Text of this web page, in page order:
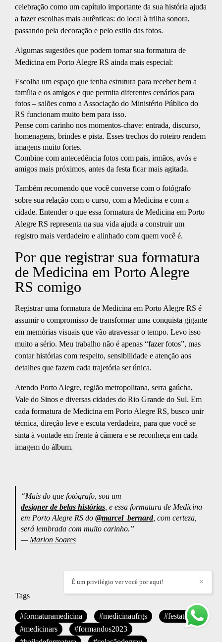
celebração como um capítulo importante da sua história ajuda
a fazer escolhas mais autênticas: do local à trilha sonora,
passando pela decoração e pelo estilo das fotos.
Algumas sugestões que podem tornar sua formatura de
Medicina em Porto Alegre RS ainda mais especial:
Escolha um espaço que tenha estrutura para receber bem a
família e os amigos e que permita diferentes cenários para
fotos – salões como a Associação do Ministério Público do
RS funcionam muito bem para isso.
Pense com carinho nos momentos-chave: entrada, discurso,
homenagens, brindes e pista. Esses trechos do roteiro rendem
imagens muito fortes.
Combine com antecedência fotos com pais, irmãos, avós e
amigos mais próximos, antes da festa ficar mais agitada.
Também recomendo que você converse com o fotógrafo
sobre sua relação com o curso, com a Medicina e com a
cidade. Entender o que essa formatura de Medicina em Porto
Alegre RS representa na sua vida ajuda a construir um
registro mais verdadeiro e alinhado com quem você é.
Por que registrar sua formatura
de Medicina em Porto Alegre
RS comigo
Registrar uma formatura de Medicina em Porto Alegre RS é
assumir o compromisso de transformar uma conquista gigante
em memórias visuais que vão atravessar o tempo. Levo isso
muito a sério. Meu trabalho não é apenas “fazer fotos”, mas
contar histórias com respeito, sensibilidade e atenção aos
detalhes que fazem cada trajetória ser única.
Atendo Porto Alegre, região metropolitana, serra gaúcha,
Vale do Sinos e diversas cidades do Rio Grande do Sul. Em
cada formatura de Medicina em Porto Alegre RS, busco unir
técnica, direção leve e escuta verdadeira, para que você se
sinta à vontade em frente à câmera e se reconheça em cada
imagem do álbum.
“Mais do que fotógrafo, sou um
designer de belas histórias , e essa formatura de Medicina
em Porto Alegre RS do @marcel_bernard, com certeza,
será lembrada com muito carinho.”
— Marlon Soares
Tags
#formaturamedicina #medicinaufrgs
#festatop
#medicinars
#formandos2023
✕
É um privilégio ver você por aqui!